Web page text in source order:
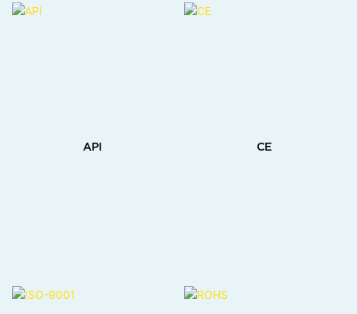
API CE